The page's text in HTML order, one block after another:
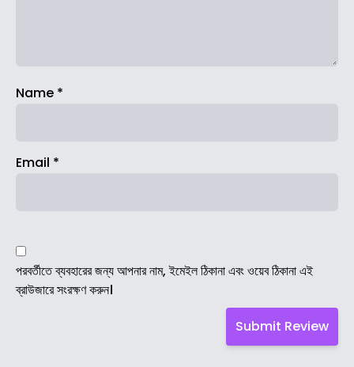
Name *
Email *
পরবর্তীতে ব্যবহারের জন্য আপনার নাম, ইমেইল ঠিকানা এবং ওয়েব ঠিকানা এই
ব্রাউজারে সংরক্ষণ করুন।